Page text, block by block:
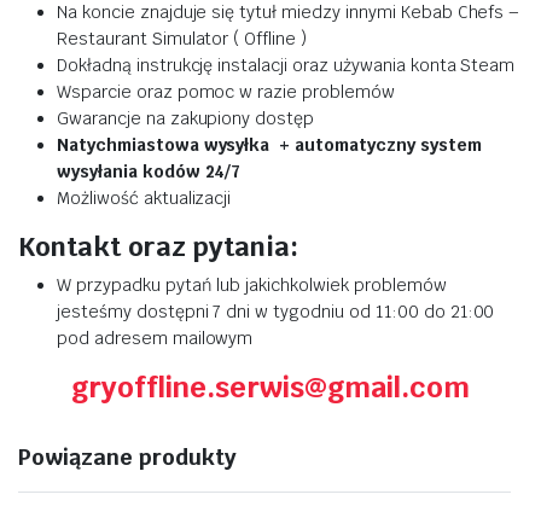
Na koncie znajduje się tytuł miedzy innymi Kebab Chefs –
Restaurant Simulator ( Offline )
Dokładną instrukcję instalacji oraz używania konta Steam
Wsparcie oraz pomoc w razie problemów
Gwarancje na zakupiony dostęp
Natychmiastowa wysyłka + automatyczny system
wysyłania kodów 24/7
Możliwość aktualizacji
Kontakt oraz pytania:
W przypadku pytań lub jakichkolwiek problemów
jesteśmy dostępni 7 dni w tygodniu od 11:00 do 21:00
pod adresem mailowym
gryoffline.serwis@gmail.com
Powiązane produkty